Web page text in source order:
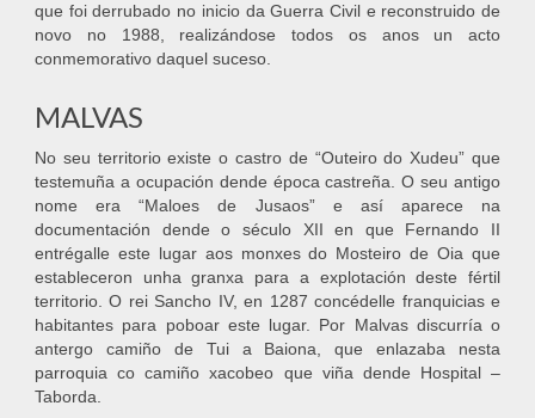
que foi derrubado no inicio da Guerra Civil e reconstruido de
novo no 1988, realizándose todos os anos un acto
conmemorativo daquel suceso.
MALVAS
No seu territorio existe o castro de “Outeiro do Xudeu” que
testemuña a ocupación dende época castreña. O seu antigo
nome era “Maloes de Jusaos” e así aparece na
documentación dende o século XII en que Fernando II
entrégalle este lugar aos monxes do Mosteiro de Oia que
estableceron unha granxa para a explotación deste fértil
territorio. O rei Sancho IV, en 1287 concédelle franquicias e
habitantes para poboar este lugar. Por Malvas discurría o
antergo camiño de Tui a Baiona, que enlazaba nesta
parroquia co camiño xacobeo que viña dende Hospital –
Taborda.